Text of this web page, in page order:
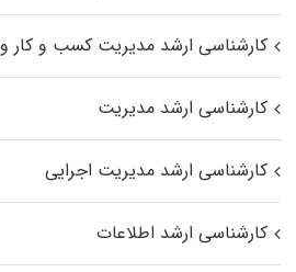
کارشناسی ارشد مدیریت کسب و کار
کارشناسی ارشد مدیریت
کارشناسی ارشد مدیریت اجرایی
کارشناسی ارشد اطلاعات